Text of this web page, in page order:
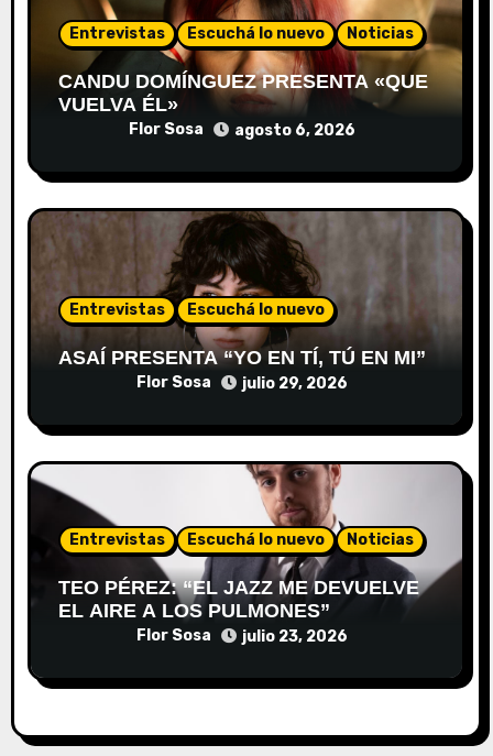
Entrevistas Escuchá lo nuevo Noticias
CANDU DOMÍNGUEZ PRESENTA «QUE
VUELVA ÉL»
Flor Sosa agosto 6, 2026
Entrevistas Escuchá lo nuevo
ASAÍ PRESENTA “YO EN TÍ, TÚ EN MI”
Flor Sosa julio 29, 2026
Entrevistas Escuchá lo nuevo Noticias
TEO PÉREZ: “EL JAZZ ME DEVUELVE
EL AIRE A LOS PULMONES”
Flor Sosa julio 23, 2026